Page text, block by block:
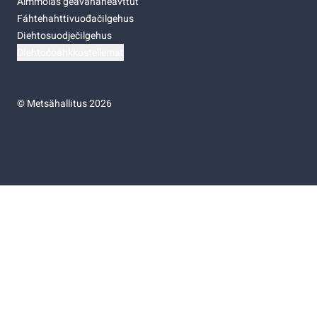
Fáhtehahttivuođačilgehus
Diehtosuodječilgehus
©Metsähallitus 2026